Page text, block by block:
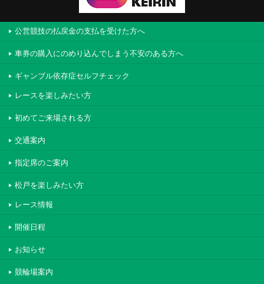
公営競技の払戻金の支払を受けた方へ
車券の購入にのめり込んでしまう不安のある方へ
ギャンブル依存症セルフチェック
レースを楽しみたい方
初めてご来場される方
交通案内
指定席のご案内
松戸を楽しみたい方
レース情報
開催日程
お知らせ
競輪場案内